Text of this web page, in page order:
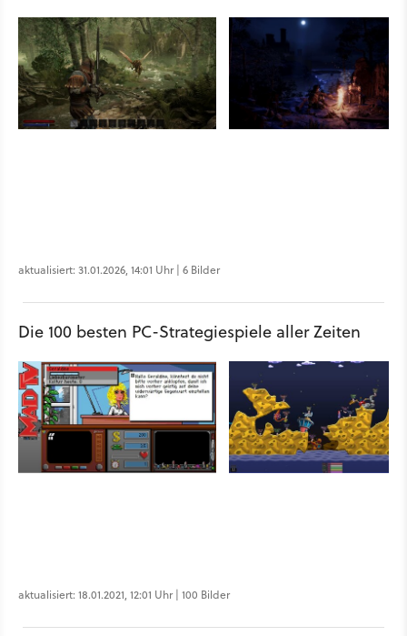
aktualisiert: 31.01.2026, 14:01 Uhr | 6 Bilder
Die 100 besten PC-Strategiespiele aller Zeiten
aktualisiert: 18.01.2021, 12:01 Uhr | 100 Bilder